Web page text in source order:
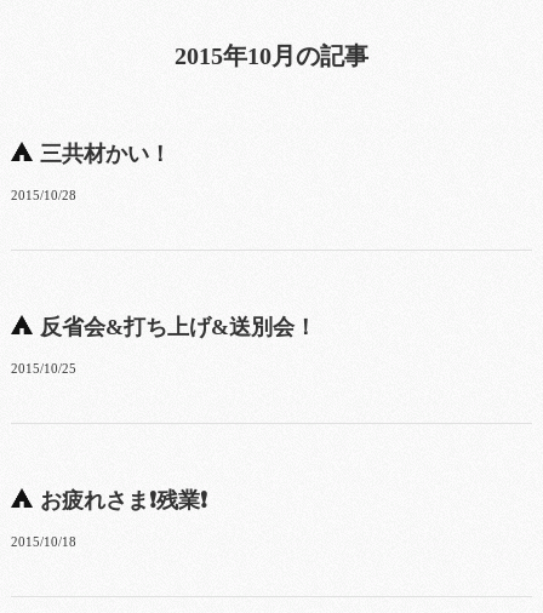
2015年10月の記事
三共材かい！
2015/10/28
反省会&打ち上げ&送別会！
2015/10/25
お疲れさま❗残業❗
2015/10/18